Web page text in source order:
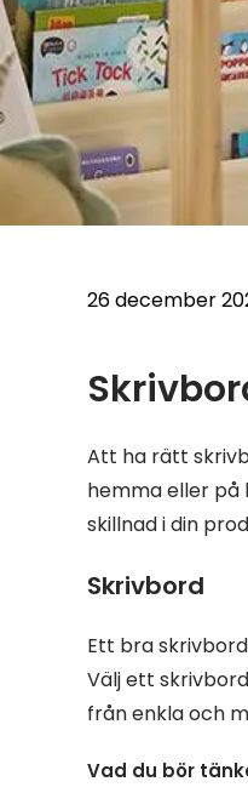
26 december
Att ha rätt
hemma eller
skillnad i din
Skrivbord
Ett bra
Välj ett
från enkla och
Vad du bör